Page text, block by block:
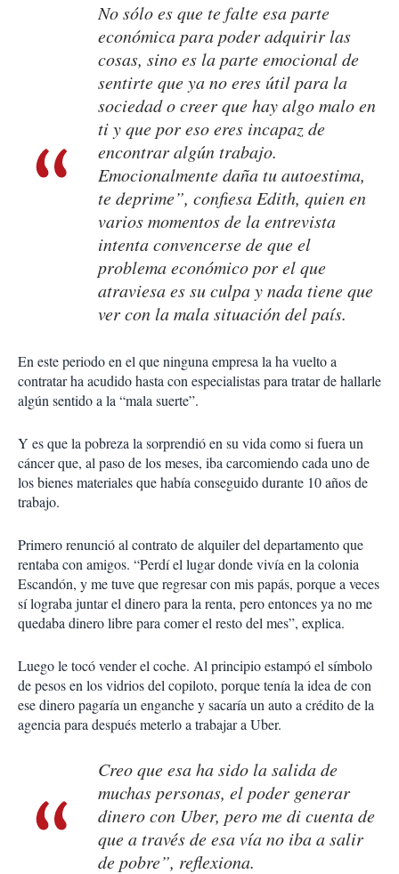
No sólo es que te falte esa parte
económica para poder adquirir las
cosas, sino es la parte emocional de
sentirte que ya no eres útil para la
sociedad o creer que hay algo malo en
ti y que por eso eres incapaz de
encontrar algún trabajo.
Emocionalmente daña tu autoestima,
te deprime”, confiesa Edith, quien en
varios momentos de la entrevista
intenta convencerse de que el
problema económico por el que
atraviesa es su culpa y nada tiene que
ver con la mala situación del país.
En este periodo en el que ninguna empresa la ha vuelto a
contratar ha acudido hasta con especialistas para tratar de hallarle
algún sentido a la “mala suerte”.
Y es que la pobreza la sorprendió en su vida como si fuera un
cáncer que, al paso de los meses, iba carcomiendo cada uno de
los bienes materiales que había conseguido durante 10 años de
trabajo.
Primero renunció al contrato de alquiler del departamento que
rentaba con amigos. “Perdí el lugar donde vivía en la colonia
Escandón, y me tuve que regresar con mis papás, porque a veces
sí lograba juntar el dinero para la renta, pero entonces ya no me
quedaba dinero libre para comer el resto del mes”, explica.
Luego le tocó vender el coche. Al principio estampó el símbolo
de pesos en los vidrios del copiloto, porque tenía la idea de con
ese dinero pagaría un enganche y sacaría un auto a crédito de la
agencia para después meterlo a trabajar a Uber.
Creo que esa ha sido la salida de
muchas personas, el poder generar
dinero con Uber, pero me di cuenta de
que a través de esa vía no iba a salir
de pobre”, reflexiona.